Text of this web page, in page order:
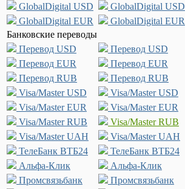
GlobalDigital USD
GlobalDigital USD
GlobalDigital EUR
GlobalDigital EUR
Банковские переводы
Перевод USD
Перевод USD
Перевод EUR
Перевод EUR
Перевод RUB
Перевод RUB
Visa/Master USD
Visa/Master USD
Visa/Master EUR
Visa/Master EUR
Visa/Master RUB
Visa/Master RUB
Visa/Master UAH
Visa/Master UAH
ТелеБанк ВТБ24
ТелеБанк ВТБ24
Альфа-Клик
Альфа-Клик
Промсвязьбанк
Промсвязьбанк